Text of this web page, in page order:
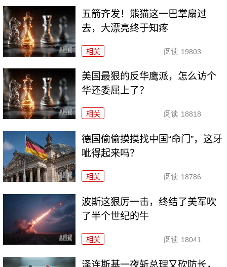
五箭齐发！熊猫这一巴掌扇过
去，大漂亮终于知疼
相关 阅读 19803
美国最狠的反华鹰派，怎么访个
华还委屈上了？
相关 阅读 18818
德国偷偷摸摸找中国“命门”，这牙
呲得起来吗？
相关 阅读 18786
波斯这狠厉一击，终结了美军吹
了半个世纪的牛
相关 阅读 18041
泽连斯基一夜斩总理又砍防长，